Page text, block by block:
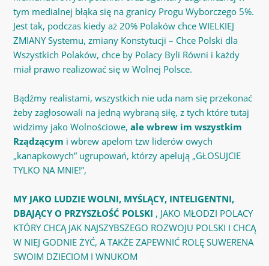
tym medialnej błąka się na granicy Progu Wyborczego 5%.
Jest tak, podczas kiedy aż 20% Polaków chce WIELKIEJ
ZMIANY Systemu, zmiany Konstytucji – Chce Polski dla
Wszystkich Polaków, chce by Polacy Byli Równi i każdy
miał prawo realizować się w Wolnej Polsce.
Bądźmy realistami, wszystkich nie uda nam się przekonać
żeby zagłosowali na jedną wybraną siłę, z tych które tutaj
widzimy jako Wolnościowe, ale wbrew im wszystkim
Rządzącym i wbrew apelom tzw liderów owych
„kanapkowych” ugrupowań, którzy apelują „GŁOSUJCIE
TYLKO NA MNIE!”,
MY JAKO LUDZIE WOLNI, MYŚLĄCY, INTELIGENTNI,
DBAJĄCY O PRZYSZŁOŚĆ POLSKI , JAKO MŁODZI POLACY
KTÓRY CHCĄ JAK NAJSZYBSZEGO ROZWOJU POLSKI I CHCĄ
W NIEJ GODNIE ŻYĆ, A TAKŻE ZAPEWNIĆ ROLĘ SUWERENA
SWOIM DZIECIOM I WNUKOM